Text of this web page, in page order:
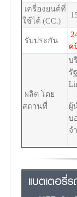
เครื่องยนต์ที่
ใช้ได้ (CC.)
รับประกัน
ค
ผลิต โดย
สถานที่
บ
รั
ผู้
บ
จ
แบตเตอรี่